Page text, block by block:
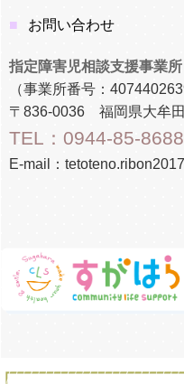
お問い合わせ
指定障害児相談支援事業所
（事業所番号：
〒836-0036 福岡県大牟田
TEL：0944-85-8688
E-mail：